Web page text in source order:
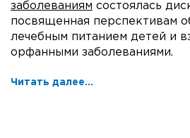
заболеваниям состоялась
посвященная перспективам
лечебным питанием детей и
орфанными заболеваниями.
Читать далее...